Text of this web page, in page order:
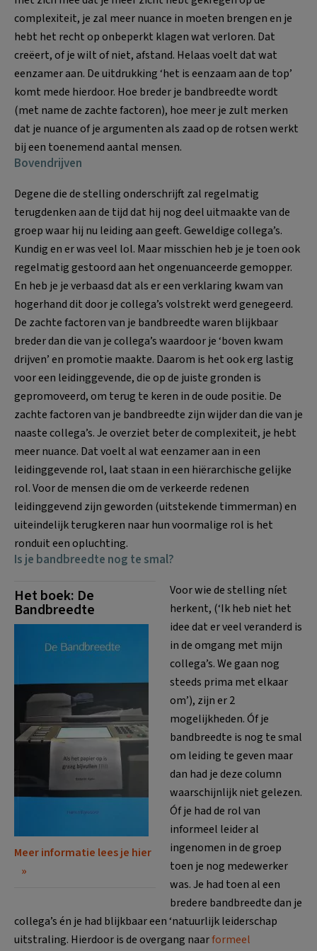
complexiteit, je zal meer nuance in moeten brengen en je
hebt het recht op onbeperkt klagen wat verloren. Dat
creëert, of je wilt of niet, afstand. Helaas voelt dat wat
eenzamer aan. De uitdrukking ‘het is eenzaam aan de top’
komt mede hierdoor. Hoe breder je bandbreedte wordt
(met name de zachte factoren), hoe meer je zult merken
dat je nuance of je argumenten als zaad op de rotsen werkt
bij een toenemend aantal mensen.
Bovendrijven
Degene die de stelling onderschrijft zal regelmatig
terugdenken aan de tijd dat hij nog deel uitmaakte van de
groep waar hij nu leiding aan geeft. Geweldige collega’s.
Kundig en er was veel lol. Maar misschien heb je je toen ook
regelmatig gestoord aan het ongenuanceerde gemopper.
En heb je je verbaasd dat als er een verklaring kwam van
hogerhand dit door je collega’s volstrekt werd genegeerd.
De zachte factoren van je bandbreedte waren blijkbaar
breder dan die van je collega’s waardoor je ‘boven kwam
drijven’ en promotie maakte. Daarom is het ook erg lastig
voor een leidinggevende, die op de juiste gronden is
gepromoveerd, om terug te keren in de oude positie. De
zachte factoren van je bandbreedte zijn wijder dan die van je
naaste collega’s. Je overziet beter de complexiteit, je hebt
meer nuance. Dat voelt al wat eenzamer aan in een
leidinggevende rol, laat staan in een hiërarchische gelijke
rol. Voor de mensen die om de verkeerde redenen
leidinggevend zijn geworden (uitstekende timmerman) en
uiteindelijk terugkeren naar hun voormalige rol is het
ronduit een opluchting.
Is je bandbreedte nog te smal?
Het boek: De
Bandbreedte
Meer informatie lees je hier
Voor wie de stelling níet
herkent, (‘Ik heb niet het
idee dat er veel veranderd is
in de omgang met mijn
collega’s. We gaan nog
steeds prima met elkaar
om’), zijn er 2
mogelijkheden. Óf je
bandbreedte is nog te smal
om leiding te geven maar
dan had je deze column
waarschijnlijk niet gelezen.
Óf je had de rol van
informeel leider al
ingenomen in de groep
toen je nog medewerker
was. Je had toen al een
bredere bandbreedte dan je
collega’s én je had blijkbaar een ‘natuurlijk leiderschap
uitstraling. Hierdoor is de overgang naarformeel